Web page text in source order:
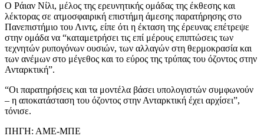
Ο Ράιαν Νίλι, μέλος της ερευνητικής ομάδας της έκθεσης και
λέκτορας σε ατμοσφαιρική επιστήμη άμεσης παρατήρησης στο
Πανεπιστήμιο του Λιντς, είπε ότι η έκταση της έρευνας επέτρεψε
στην ομάδα να “καταμετρήσει τις επί μέρους επιπτώσεις των
τεχνητών ρυπογόνων ουσιών, των αλλαγών στη θερμοκρασία και
των ανέμων στο μέγεθος και το εύρος της τρύπας του όζοντος στην
Ανταρκτική”.
“Οι παρατηρήσεις και τα μοντέλα βάσει υπολογιστών συμφωνούν
– η αποκατάσταση του όζοντος στην Ανταρκτική έχει αρχίσει”,
τόνισε.
ΠΗΓΗ: ΑΜΕ-ΜΠΕ